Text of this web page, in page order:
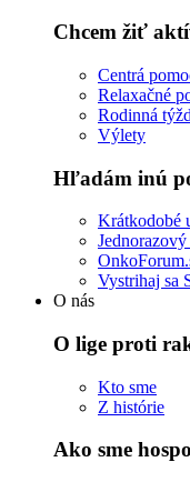
Chcem žiť
Centrá
Relaxačné
Rodinná
Výlety
Hľadám inú
Krátkodobé
Vystrihaj sa
O nás
O lige proti
Kto sme
Z histórie
Ako sme